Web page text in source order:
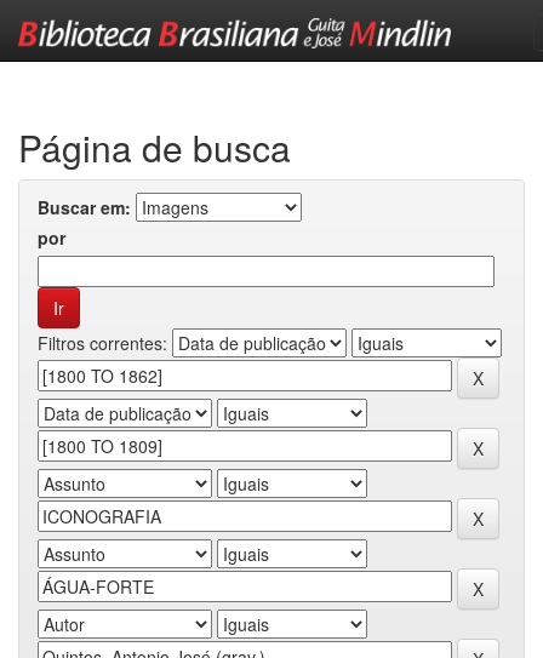
Página de busca
Buscar em:
por
Filtros correntes: